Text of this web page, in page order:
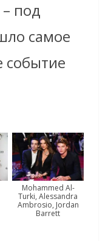
под
самое
событие
Mohammed Al-
Turki, Alessandra
Ambrosio, Jordan
Barrett